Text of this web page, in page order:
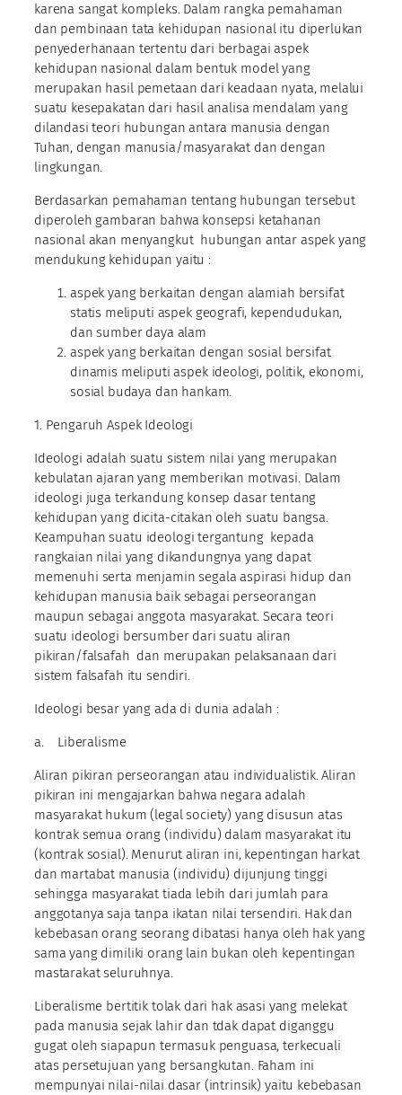
karena sangat kompleks. Dalam rangka pemahaman
dan pembinaan tata kehidupan nasional itu diperlukan
penyederhanaan tertentu dari berbagai aspek
kehidupan nasional dalam bentuk model yang
merupakan hasil pemetaan dari keadaan nyata, melalui
suatu kesepakatan dari hasil analisa mendalam yang
dilandasi teori hubungan antara manusia dengan
Tuhan, dengan manusia/masyarakat dan dengan
lingkungan.
Berdasarkan pemahaman tentang hubungan tersebut
diperoleh gambaran bahwa konsepsi ketahanan
nasional akan menyangkut hubungan antar aspek yang
mendukung kehidupan yaitu :
aspek yang berkaitan dengan alamiah bersifat
statis meliputi aspek geografi, kependudukan,
dan sumber daya alam
aspek yang berkaitan dengan sosial bersifat
dinamis meliputi aspek ideologi, politik, ekonomi,
sosial budaya dan hankam.
1. Pengaruh Aspek Ideologi
Ideologi adalah suatu sistem nilai yang merupakan
kebulatan ajaran yang memberikan motivasi. Dalam
ideologi juga terkandung konsep dasar tentang
kehidupan yang dicita-citakan oleh suatu bangsa.
Keampuhan suatu ideologi tergantung kepada
rangkaian nilai yang dikandungnya yang dapat
memenuhi serta menjamin segala aspirasi hidup dan
kehidupan manusia baik sebagai perseorangan
maupun sebagai anggota masyarakat. Secara teori
suatu ideologi bersumber dari suatu aliran
pikiran/falsafah dan merupakan pelaksanaan dari
sistem falsafah itu sendiri.
Ideologi besar yang ada di dunia adalah :
a. Liberalisme
Aliran pikiran perseorangan atau individualistik. Aliran
pikiran ini mengajarkan bahwa negara adalah
masyarakat hukum (legal society) yang disusun atas
kontrak semua orang (individu) dalam masyarakat itu
(kontrak sosial). Menurut aliran ini, kepentingan harkat
dan martabat manusia (individu) dijunjung tinggi
sehingga masyarakat tiada lebih dari jumlah para
anggotanya saja tanpa ikatan nilai tersendiri. Hak dan
kebebasan orang seorang dibatasi hanya oleh hak yang
sama yang dimiliki orang lain bukan oleh kepentingan
mastarakat seluruhnya.
Liberalisme bertitik tolak dari hak asasi yang melekat
pada manusia sejak lahir dan tdak dapat diganggu
gugat oleh siapapun termasuk penguasa, terkecuali
atas persetujuan yang bersangkutan. Faham ini
mempunyai nilai-nilai dasar (intrinsik) yaitu kebebasan